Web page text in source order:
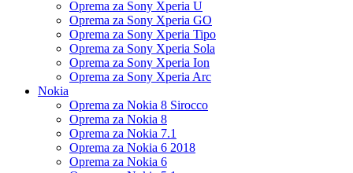
Oprema za Sony Xperia U
Oprema za Sony Xperia GO
Oprema za Sony Xperia Tipo
Oprema za Sony Xperia Sola
Oprema za Sony Xperia Ion
Oprema za Sony Xperia Arc
Nokia
Oprema za Nokia 8 Sirocco
Oprema za Nokia 8
Oprema za Nokia 7.1
Oprema za Nokia 6 2018
Oprema za Nokia 6